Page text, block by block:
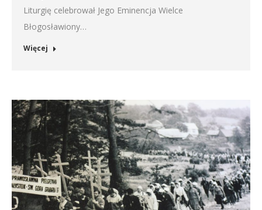
Liturgię celebrował Jego Eminencja Wielce
Błogosławiony…
Więcej